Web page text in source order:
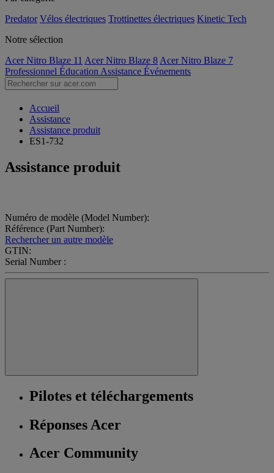
Predator Vélos électriques Trottinettes électriques Kinetic Tech
Notre sélection
Acer Nitro Blaze 11 Acer Nitro Blaze 8 Acer Nitro Blaze 7
Professionnel Éducation Assistance Événements
Accueil
Assistance
Assistance produit
ES1-732
Assistance produit
Numéro de modèle (Model Number):
Référence (Part Number):
Rechercher un autre modèle
GTIN:
Serial Number :
Pilotes et téléchargements
Réponses Acer
Acer Community